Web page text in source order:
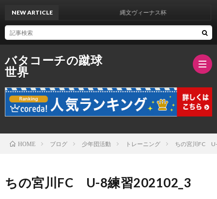
バタコーチの蹴球
世界
ブ
ロ
バ
NEW ARTICLE 縄文ヴィーナス杯
HOME ブログ 少年団活動 トレーニング ちの宮川FC
ちの宮川FC U-8練習202102_3